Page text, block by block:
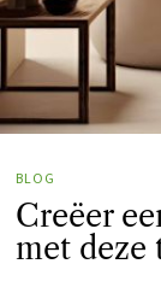
BLOG
Creëer
met deze